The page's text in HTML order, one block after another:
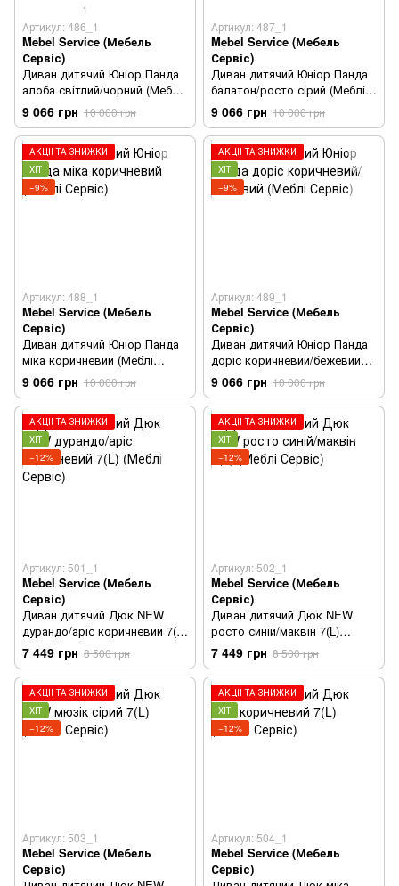
1
Артикул: 486_1
Mebel Service (Мебель
Сервіс)
Диван дитячий Юніор Панда
алоба світлий/чорний (Меблі
Сервіс)
9 066 грн 10 000 грн
Артикул: 487_1
Mebel Service (Мебель
Сервіс)
Диван дитячий Юніор Панда
балатон/росто сірий (Меблі
Сервіс)
9 066 грн 10 000 грн
АКЦІЇ ТА ЗНИЖКИ
ХІТ
−9%
Артикул: 488_1
Mebel Service (Мебель
Сервіс)
Диван дитячий Юніор Панда
міка коричневий (Меблі
Сервіс)
9 066 грн 10 000 грн
АКЦІЇ ТА ЗНИЖКИ
ХІТ
−9%
Артикул: 489_1
Mebel Service (Мебель
Сервіс)
Диван дитячий Юніор Панда
доріс коричневий/бежевий
(Меблі Сервіс)
9 066 грн 10 000 грн
АКЦІЇ ТА ЗНИЖКИ
ХІТ
−12%
Артикул: 501_1
Mebel Service (Мебель
Сервіс)
Диван дитячий Дюк NEW
дурандо/аріс коричневий 7(L)
(Меблі Сервіс)
7 449 грн 8 500 грн
АКЦІЇ ТА ЗНИЖКИ
ХІТ
−12%
Артикул: 502_1
Mebel Service (Мебель
Сервіс)
Диван дитячий Дюк NEW
росто синій/маквін 7(L)
(Меблі Сервіс)
7 449 грн 8 500 грн
АКЦІЇ ТА ЗНИЖКИ
ХІТ
−12%
Артикул: 503_1
Mebel Service (Мебель
Сервіс)
АКЦІЇ ТА ЗНИЖКИ
ХІТ
−12%
Артикул: 504_1
Mebel Service (Мебель
Сервіс)